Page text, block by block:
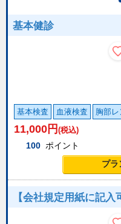
基本健診
基本検査 血液検査 胸部
11,000 円 (税込)
100 ポイント
プラ
【会社規定用紙に記